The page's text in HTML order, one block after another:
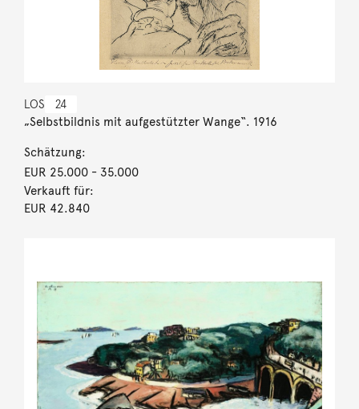
LOS 24
„Selbstbildnis mit aufgestützter Wange“. 1916
Schätzung:
EUR 25.000- 35.000
Verkauft für:
EUR 42.840